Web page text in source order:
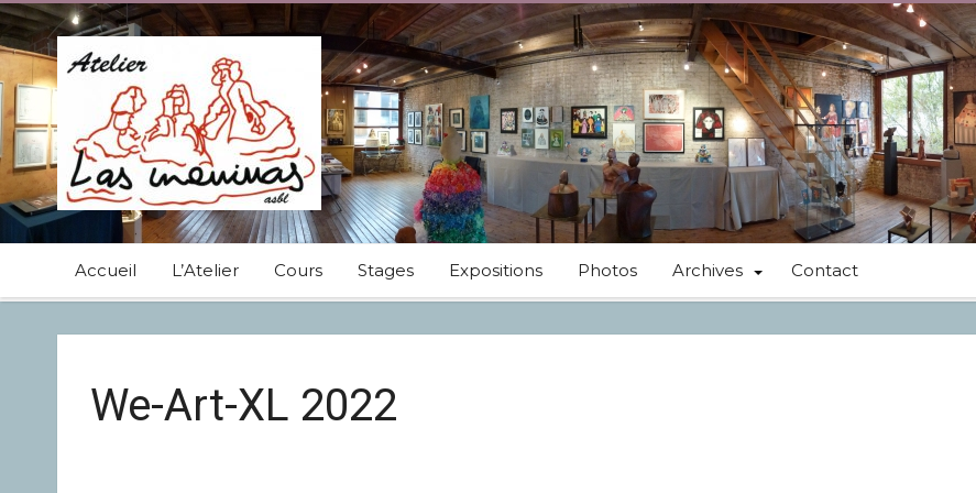
Accueil L’Atelier Cours Stages Expositions Photos Archives Contact
We-Art-XL 2022